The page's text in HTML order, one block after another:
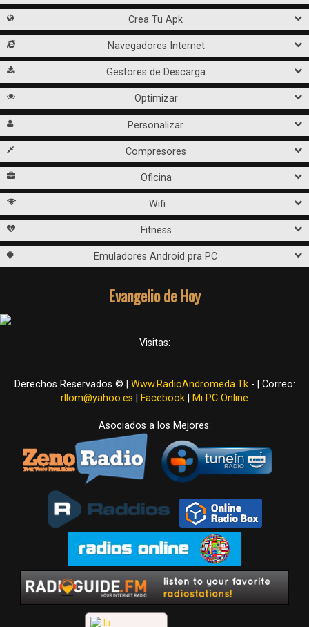
Crea Tu Apk
Navegadores Internet
Gestores de Descarga
Optimizar
Personalizar
Compresores
Oficina
Wifi
Fitness
Emuladores Android pra PC
Evangelio de Hoy
Visitas:
Derechos Reservados © | Www.RadioAndromeda.Tk- | Correo:
rllom@yahoo.es
Facebook Mi PC Online
Asociados a los Mejores: